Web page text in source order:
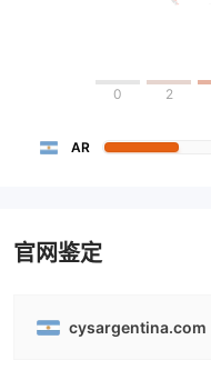
0 2
AR
官网鉴定
cysargentina.com